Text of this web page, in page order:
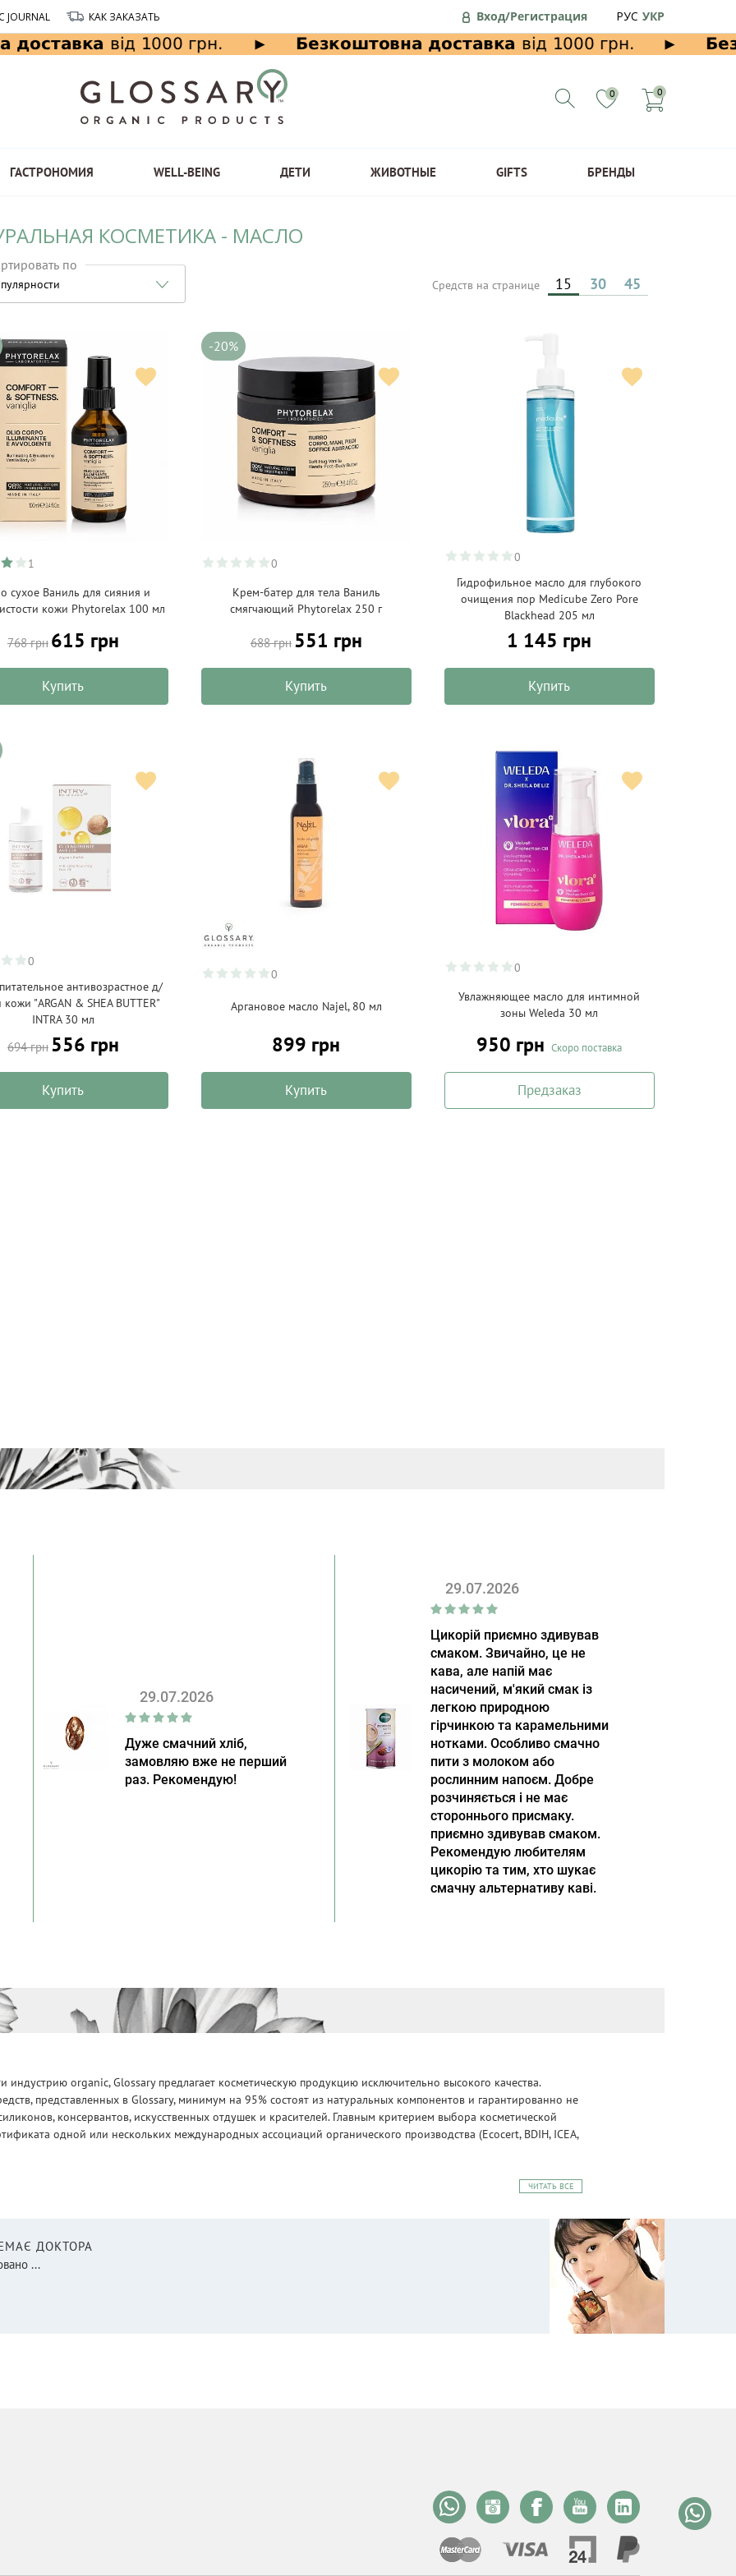
JOURNAL КАК ЗАКАЗАТЬ Вход/Регистрация РУС УКР
0 0
ГАСТРОНОМИЯ WELL-BEING ДЕТИ ЖИВОТНЫЕ GIFTS БРЕНДЫ
КОСМЕТИКА - МАСЛО
по
Средств на странице 15 30 45
1
сухое Ваниль для сияния и
кожи Phytorelax 100 мл
768 грн 615 грн
Купить
-20%
0
Крем-батер для тела Ваниль
смягчающий Phytorelax 250 г
688 грн 551 грн
Купить
0
Гидрофильное масло для глубокого
очищения пор Medicube Zero Pore
Blackhead 205 мл
1 145 грн
Купить
0
антивозрастное д/
кожи "ARGAN & SHEA BUTTER"
INTRA 30 мл
694 грн 556 грн
Купить
0
Аргановое масло Najel, 80 мл
899 грн
Купить
0
Увлажняющее масло для интимной
зоны Weleda 30 мл
950 грн Скоро поставка
Предзаказ
29.07.2026
Дуже смачний хліб,
замовляю вже не перший
раз. Рекомендую!
29.07.2026
Цикорій приємно здивував
смаком. Звичайно, це не
кава, але напій має
насичений, м'який смак із
легкою природною
гірчинкою та карамельними
нотками. Особливо смачно
пити з молоком або
рослинним напоєм. Добре
розчиняється і не має
стороннього присмаку.
приємно здивував смаком.
Рекомендую любителям
цикорію та тим, хто шукає
смачну альтернативу каві.
индустрию organic, Glossary предлагает косметическую продукцию исключительно высокого качества.
представленных в Glossary, минимум на 95% состоят из натуральных компонентов и гарантированно не
консервантов, искусственных отдушек и красителей. Главным критерием выбора косметической
одной или нескольких международных ассоциаций органического производства (Ecocert, BDIH, ICEA,
ЧИТАТЬ ВСЕ
ДОКТОРА
...